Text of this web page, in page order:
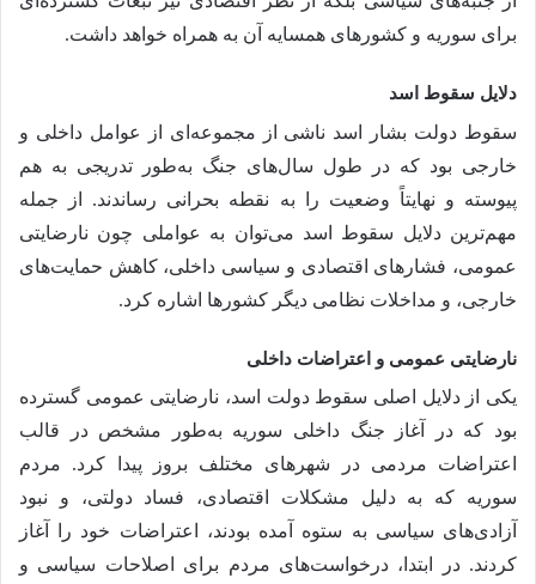
برای سوریه و کشورهای همسایه آن به همراه خواهد داشت.
دلایل سقوط اسد
سقوط دولت بشار اسد ناشی از مجموعه‌ای از عوامل داخلی و
خارجی بود که در طول سال‌های جنگ به‌طور تدریجی به هم
پیوسته و نهایتاً وضعیت را به نقطه بحرانی رساندند. از جمله
مهم‌ترین دلایل سقوط اسد می‌توان به عواملی چون نارضایتی
عمومی، فشارهای اقتصادی و سیاسی داخلی، کاهش حمایت‌های
خارجی، و مداخلات نظامی دیگر کشورها اشاره کرد.
نارضایتی عمومی و اعتراضات داخلی
یکی از دلایل اصلی سقوط دولت اسد، نارضایتی عمومی گسترده
بود که در آغاز جنگ داخلی سوریه به‌طور مشخص در قالب
اعتراضات مردمی در شهرهای مختلف بروز پیدا کرد. مردم
سوریه که به دلیل مشکلات اقتصادی، فساد دولتی، و نبود
آزادی‌های سیاسی به ستوه آمده بودند، اعتراضات خود را آغاز
کردند. در ابتدا، درخواست‌های مردم برای اصلاحات سیاسی و